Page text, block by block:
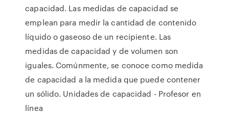
capacidad. Las medidas de capacidad se
emplean para medir la cantidad de contenido
líquido o gaseoso de un recipiente. Las
medidas de capacidad y de volumen son
iguales. Comúnmente, se conoce como medida
de capacidad a la medida que puede contener
un sólido. Unidades de capacidad - Profesor en
línea